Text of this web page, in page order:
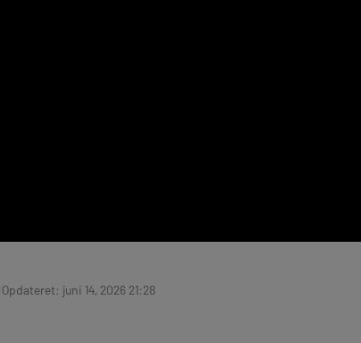
juni 14, 2026 21:28